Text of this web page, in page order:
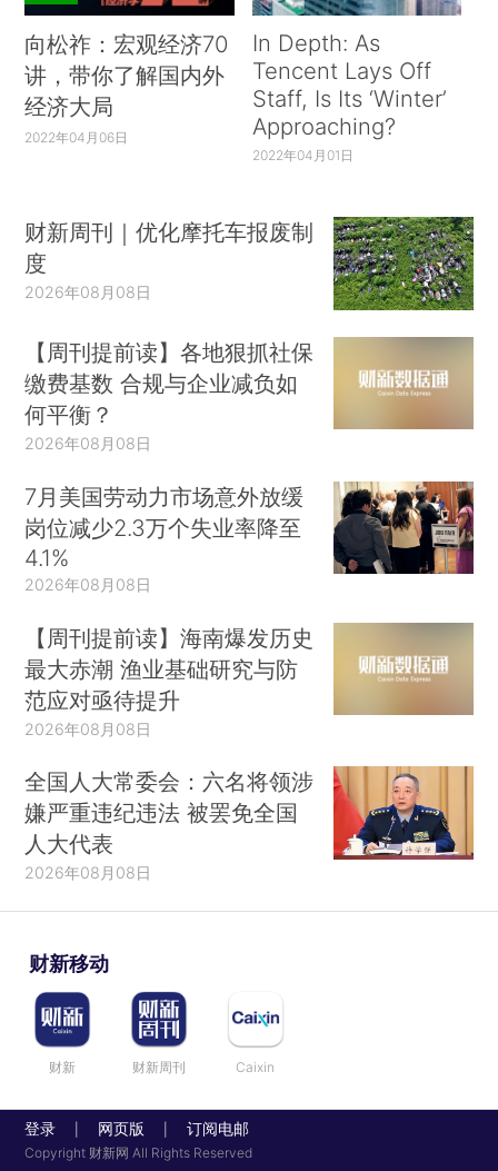
向松祚：宏观经济70
讲，带你了解国内外
经济大局
2022年04月06日
In Depth: As
Tencent Lays Off
Staff, Is Its ‘Winter’
Approaching?
2022年04月01日
财新周刊｜优化摩托车报废制
度
2026年08月08日
【周刊提前读】各地狠抓社保
缴费基数 合规与企业减负如
何平衡？
2026年08月08日
7月美国劳动力市场意外放缓
岗位减少2.3万个失业率降至
4.1%
2026年08月08日
【周刊提前读】海南爆发历史
最大赤潮 渔业基础研究与防
范应对亟待提升
2026年08月08日
全国人大常委会：六名将领涉
嫌严重违纪违法 被罢免全国
人大代表
2026年08月08日
财新移动
财新 财新周刊 Caixin
登录 网页版 订阅电邮
Copyright 财新网 All Rights Reserved